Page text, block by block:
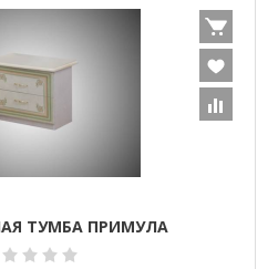
ТУМБА ПРИМУЛА